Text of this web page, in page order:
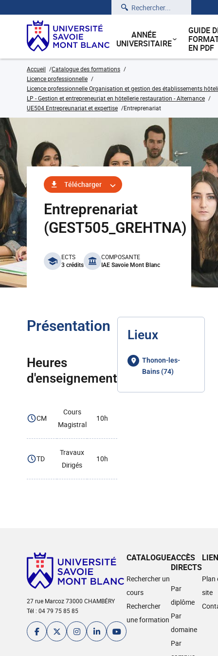
Rechercher
ANNÉE
UNIVERSITAIRE
GUIDE
EN PDF
Accueil
Catalogue des formations
Licence professionnelle
Licence professionnelle Organisation et gestion des établissements
LP - Gestion et entrepreneuriat en hôtellerie restauration - Alternance
UE504 Entrepreunariat et expertise
Entreprenariat
Télécharger
Entreprenariat
(GEST505_GREHTNA)
benefits
ECTS
3 crédits
COMPOSANTE
IAE Savoie Mont Blanc
Présentation
Heures
d'enseignement
CM
Cours
Magistral
10h
TD
Travaux
Dirigés
10h
Lieux
Thonon-les-
Bains (74)
27 rue Marcoz 73000 CHAMBÉRY
Tél : 04 79 75 85 85
CATALOGUE
Rechercher un
cours
Rechercher
une formation
ACCÈS
DIRECTS
Par
diplôme
Par
domaine
Par
Plan
site